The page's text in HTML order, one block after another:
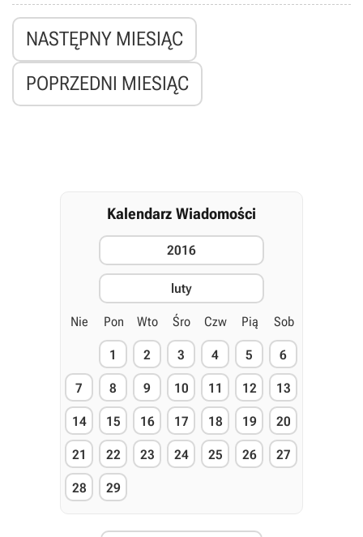
NASTĘPNY MIESIĄC
POPRZEDNI MIESIĄC
Kalendarz Wiadomości
2016
luty
Nie Pon Wto Śro Czw Pią Sob
1 2 3 4 5 6
7 8 9 10 11 12 13
14 15 16 17 18 19 20
21 22 23 24 25 26 27
28 29